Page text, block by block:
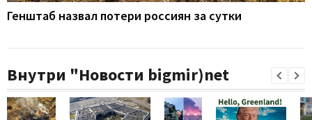
Генштаб назвал потери россиян за сутки
Внутри "Новости bigmir)net